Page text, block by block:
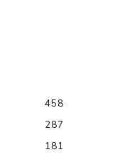
458
287
181